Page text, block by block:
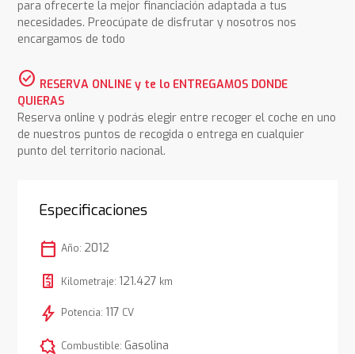
para ofrecerte la mejor financiación adaptada a tus
necesidades. Preocúpate de disfrutar y nosotros nos
encargamos de todo
check_circle RESERVA ONLINE y te lo ENTREGAMOS DONDE
QUIERAS
Reserva online y podrás elegir entre recoger el coche en uno
de nuestros puntos de recogida o entrega en cualquier
punto del territorio nacional.
Especificaciones
calendar_today Año: 2012
Kilometraje: 121.427 km
bolt Potencia: 117 CV
comic_bubble Combustible: Gasolina